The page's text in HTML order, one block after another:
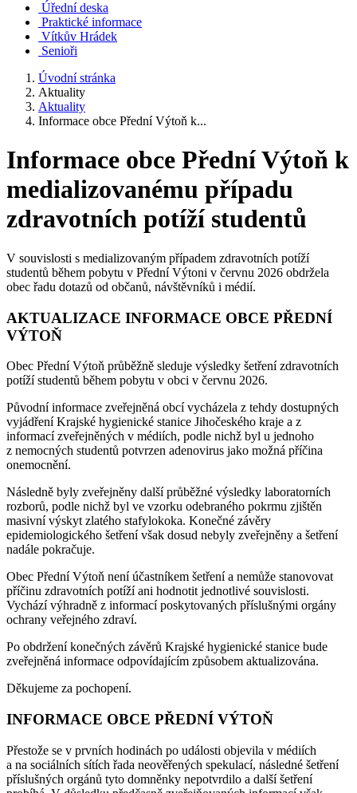
Úřední deska
Praktické informace
Vítkův Hrádek
Senioři
Úvodní stránka
Aktuality
Aktuality
Informace obce Přední Výtoň k...
Informace obce Přední Výtoň k
medializovanému případu
zdravotních potíží studentů
V souvislosti s medializovaným případem zdravotních potíží
studentů během pobytu v Přední Výtoni v červnu 2026 obdržela
obec řadu dotazů od občanů, návštěvníků i médií.
AKTUALIZACE INFORMACE OBCE PŘEDNÍ
VÝTOŇ
Obec Přední Výtoň průběžně sleduje výsledky šetření zdravotních
potíží studentů během pobytu v obci v červnu 2026.
Původní informace zveřejněná obcí vycházela z tehdy dostupných
vyjádření Krajské hygienické stanice Jihočeského kraje a z
informací zveřejněných v médiích, podle nichž byl u jednoho
z nemocných studentů potvrzen adenovirus jako možná příčina
onemocnění.
Následně byly zveřejněny další průběžné výsledky laboratorních
rozborů, podle nichž byl ve vzorku odebraného pokrmu zjištěn
masivní výskyt zlatého stafylokoka. Konečné závěry
epidemiologického šetření však dosud nebyly zveřejněny a šetření
nadále pokračuje.
Obec Přední Výtoň není účastníkem šetření a nemůže stanovovat
příčinu zdravotních potíží ani hodnotit jednotlivé souvislosti.
Vychází výhradně z informací poskytovaných příslušnými orgány
ochrany veřejného zdraví.
Po obdržení konečných závěrů Krajské hygienické stanice bude
zveřejněná informace odpovídajícím způsobem aktualizována.
Děkujeme za pochopení.
INFORMACE OBCE PŘEDNÍ VÝTOŇ
Přestože se v prvních hodinách po události objevila v médiích
a na sociálních sítích řada neověřených spekulací, následné šetření
příslušných orgánů tyto domněnky nepotvrdilo a další šetření